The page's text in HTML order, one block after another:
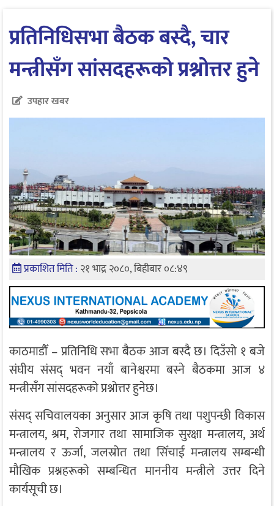
‍प्रतिनिधिसभा बैठक बस्दै, चार
मन्त्रीसँग सांसदहरूको प्रश्नोत्तर हुने
उपहार खबर
प्रकाशित मिति : २१ भाद्र २०८०, बिहीबार ०८:४९
काठमाडौँ – प्रतिनिधि सभा बैठक आज बस्दै छ। दिउँसो १ बजे
संघीय संसद् भवन नयाँ बानेश्वरमा बस्ने बैठकमा आज ४
मन्त्रीसँग सांसदहरूको प्रश्नोत्तर हुनेछ।
संसद् सचिवालयका अनुसार आज कृषि तथा पशुपन्छी विकास
मन्त्रालय, श्रम, रोजगार तथा सामाजिक सुरक्षा मन्त्रालय, अर्थ
मन्त्रालय र ऊर्जा, जलस्रोत तथा सिँचाई मन्त्रालय सम्बन्धी
मौखिक प्रश्नहरूको सम्बन्धित माननीय मन्त्रीले उत्तर दिने
कार्यसूची छ।